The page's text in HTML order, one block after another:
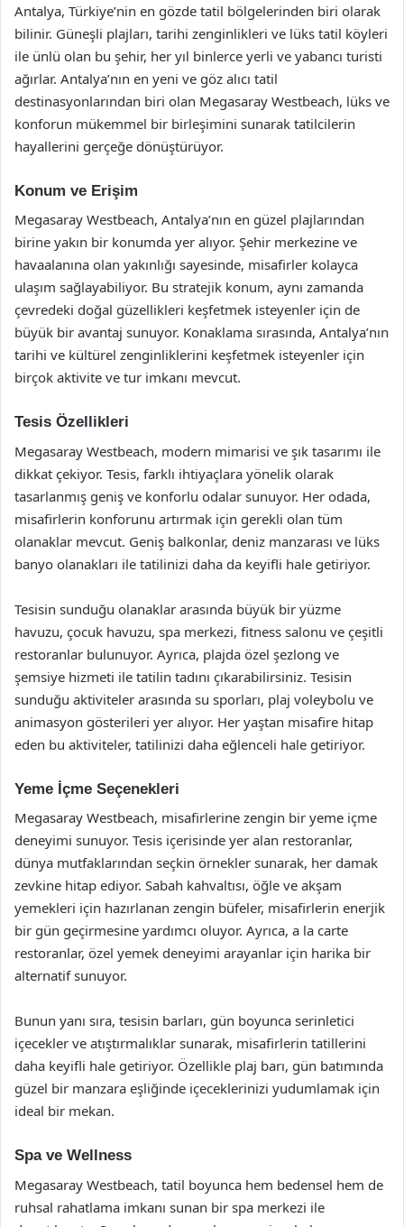
Antalya, Türkiye’nin en gözde tatil bölgelerinden biri olarak
bilinir. Güneşli plajları, tarihi zenginlikleri ve lüks tatil köyleri
ile ünlü olan bu şehir, her yıl binlerce yerli ve yabancı turisti
ağırlar. Antalya’nın en yeni ve göz alıcı tatil
destinasyonlarından biri olan Megasaray Westbeach, lüks ve
konforun mükemmel bir birleşimini sunarak tatilcilerin
hayallerini gerçeğe dönüştürüyor.
Konum ve Erişim
Megasaray Westbeach, Antalya’nın en güzel plajlarından
birine yakın bir konumda yer alıyor. Şehir merkezine ve
havaalanına olan yakınlığı sayesinde, misafirler kolayca
ulaşım sağlayabiliyor. Bu stratejik konum, aynı zamanda
çevredeki doğal güzellikleri keşfetmek isteyenler için de
büyük bir avantaj sunuyor. Konaklama sırasında, Antalya’nın
tarihi ve kültürel zenginliklerini keşfetmek isteyenler için
birçok aktivite ve tur imkanı mevcut.
Tesis Özellikleri
Megasaray Westbeach, modern mimarisi ve şık tasarımı ile
dikkat çekiyor. Tesis, farklı ihtiyaçlara yönelik olarak
tasarlanmış geniş ve konforlu odalar sunuyor. Her odada,
misafirlerin konforunu artırmak için gerekli olan tüm
olanaklar mevcut. Geniş balkonlar, deniz manzarası ve lüks
banyo olanakları ile tatilinizi daha da keyifli hale getiriyor.
Tesisin sunduğu olanaklar arasında büyük bir yüzme
havuzu, çocuk havuzu, spa merkezi, fitness salonu ve çeşitli
restoranlar bulunuyor. Ayrıca, plajda özel şezlong ve
şemsiye hizmeti ile tatilin tadını çıkarabilirsiniz. Tesisin
sunduğu aktiviteler arasında su sporları, plaj voleybolu ve
animasyon gösterileri yer alıyor. Her yaştan misafire hitap
eden bu aktiviteler, tatilinizi daha eğlenceli hale getiriyor.
Yeme İçme Seçenekleri
Megasaray Westbeach, misafirlerine zengin bir yeme içme
deneyimi sunuyor. Tesis içerisinde yer alan restoranlar,
dünya mutfaklarından seçkin örnekler sunarak, her damak
zevkine hitap ediyor. Sabah kahvaltısı, öğle ve akşam
yemekleri için hazırlanan zengin büfeler, misafirlerin enerjik
bir gün geçirmesine yardımcı oluyor. Ayrıca, a la carte
restoranlar, özel yemek deneyimi arayanlar için harika bir
alternatif sunuyor.
Bunun yanı sıra, tesisin barları, gün boyunca serinletici
içecekler ve atıştırmalıklar sunarak, misafirlerin tatillerini
daha keyifli hale getiriyor. Özellikle plaj barı, gün batımında
güzel bir manzara eşliğinde içeceklerinizi yudumlamak için
ideal bir mekan.
Spa ve Wellness
Megasaray Westbeach, tatil boyunca hem bedensel hem de
ruhsal rahatlama imkanı sunan bir spa merkezi ile